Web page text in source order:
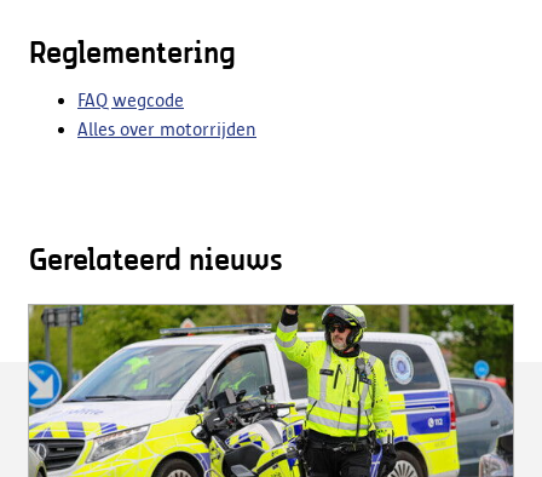
Reglementering
FAQ wegcode
Alles over motorrijden
Gerelateerd nieuws